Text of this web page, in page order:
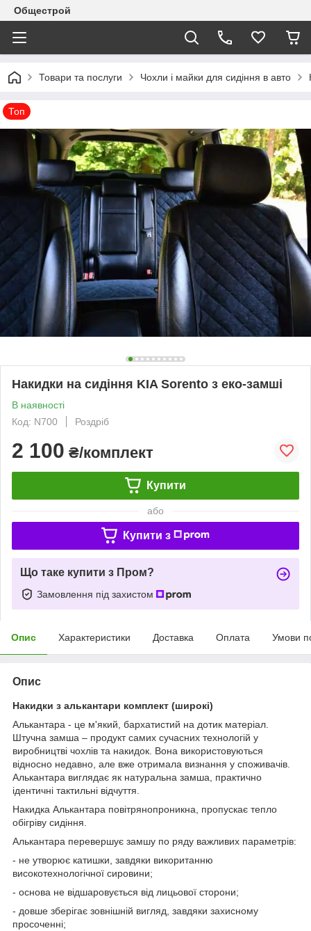
Общестрой
Товари та послуги Чохли і майки для сидіння в авто
Топ
Накидки на сидіння KIA Sorento з еко-замші
В наявності
Код: N700
Роздріб
2 100 ₴/комплект
Купити
або
Купити з
Що таке купити з Пром?
Замовлення під захистом
Опис Характеристики Доставка Оплата Умови
Опис
Накидки з алькантари комплект (широкі)
Алькантара - це м'який, бархатистий на дотик матеріал.
Штучна замша – продукт самих сучасних технологій у
виробництві чохлів та накидок. Вона використовуються
відносно недавно, але вже отримала визнання у споживачів.
Алькантара виглядає як натуральна замша, практично
ідентичні тактильні відчуття.
Накидка Алькантара повітрянопроникна, пропускає тепло
обігріву сидіння.
Алькантара перевершує замшу по ряду важливих параметрів:
- не утворює катишки, завдяки викоританню
високотехнологічної сировини;
- основа не відшаровується від лицьової сторони;
- довше зберігає зовнішній вигляд, завдяки захисному
просоченні;